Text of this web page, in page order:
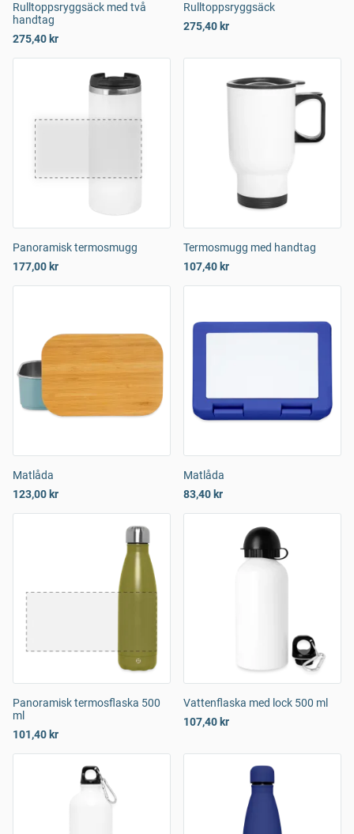
Rulltoppsryggsäck med två
handtag
275,40 kr
Rulltoppsryggsäck
275,40 kr
Panoramisk termosmugg
177,00 kr
Termosmugg med handtag
107,40 kr
Matlåda
123,00 kr
Matlåda
83,40 kr
Panoramisk termosflaska 500
ml
101,40 kr
Vattenflaska med lock 500 ml
107,40 kr